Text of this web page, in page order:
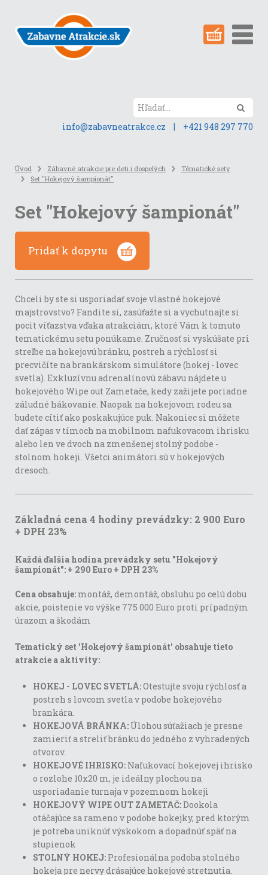
obsah
stránky
info@zabavneatrakce.cz
| +421 948 297 770
Úvod Zábavné atrakcie pre deti i dospelých
Tématické sety
Set "Hokejový šampionát"
Set "Hokejový šampionát"
Pridať k dopytu
Chceli by ste si usporiadať svoje vlastné hokejové
majstrovstvo? Fandite si, zasúťažte si a vychutnajte si
pocit víťazstva vďaka atrakciám, ktoré Vám k tomuto
tematickému setu ponúkame. Zručnosť si vyskúšate pri
streľbe na hokejovú bránku, postreh a rýchlosť si
precvičíte na brankárskom simulátore (hokej - lovec
svetla). Exkluzívnu adrenalínovú zábavu nájdete u
hokejového Wipe out Zametače, kedy zažijete poriadne
záludné hákovanie. Naopak na hokejovom rodeu sa
budete cítiť ako poskakujúce puk. Nakoniec si môžete
dať zápas v tímoch na mobilnom nafukovacom ihrisku
alebo len ve dvoch na zmenšenej stolný podobe -
stolnom hokeji. Všetci animátori sú v hokejových
dresoch.
Základná cena 4 hodiny prevádzky: 2 900 Euro
+ DPH 23%
Každá ďalšia hodina prevádzky setu "Hokejový
šampionát": + 290 Euro + DPH 23%
Cena obsahuje: montáž, demontáž, obsluhu po celú dobu
akcie, poistenie vo výške 775 000 Euro proti prípadným
úrazom a škodám
Tematický set 'Hokejový šampionát' obsahuje tieto
atrakcie a aktivity:
HOKEJ - LOVEC SVETLÁ:Otestujte svoju rýchlosť a
postreh s lovcom svetla v podobe hokejového
brankára.
HOKEJOVÁ BRÁNKA: Úlohou súťažiach je presne
zamieriť a streliť bránku do jedného z vyhradených
otvorov.
HOKEJOVÉ IHRISKO: Nafukovací hokejovej ihrisko
o rozlohe 10x20 m, je ideálny plochou na
usporiadanie turnaja v pozemnom hokeji
HOKEJOVÝ WIPE OUT ZAMETAČ:Dookola
otáčajúce sa rameno v podobe hokejky, pred ktorým
je potreba uniknúť výskokom a dopadnúť späť na
stupienok
STOLNÝ HOKEJ: Profesionálna podoba stolného
hokeja pre nervy drásajúce hokejové stretnutia.